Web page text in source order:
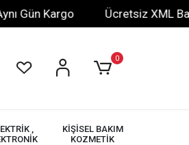
Kargo Ücretsiz XML Bayilik
0
,
KİŞİSEL BAKIM
KOZMETİK